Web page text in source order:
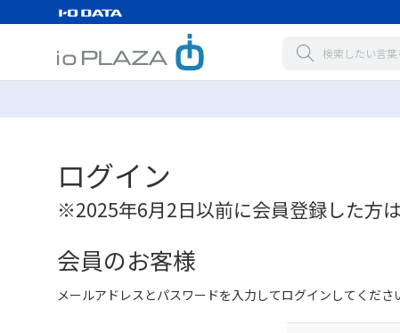
ログイン
※2025年6月2日以前に会員登録した方は
会員のお客様
メールアドレスとパスワードを入力してログインしてくださ